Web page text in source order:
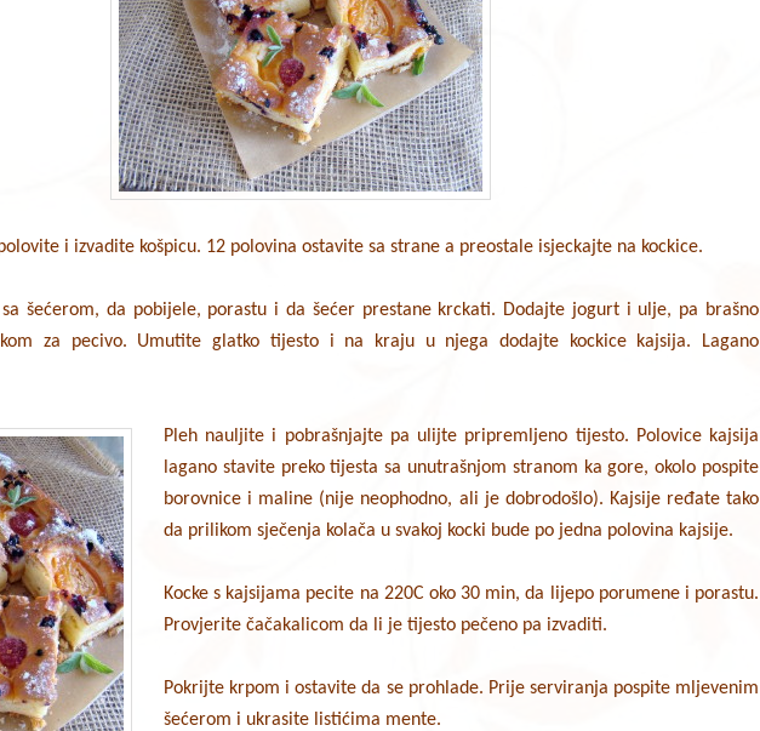
i izvadite košpicu. 12 polovina ostavite sa strane a preostale isjeckajte na kockice.
šećerom, da pobijele, porastu i da šećer prestane krckati. Dodajte jogurt i ulje, pa brašno
za pecivo. Umutite glatko tijesto i na kraju u njega dodajte kockice kajsija. Lagano
Pleh nauljite i pobrašnjajte pa ulijte pripremljeno tijesto. Polovice kajsija
lagano stavite preko tijesta sa unutrašnjom stranom ka gore, okolo pospite
borovnice i maline (nije neophodno, ali je dobrodošlo). Kajsije ređate tako
da prilikom sječenja kolača u svakoj kocki bude po jedna polovina kajsije.
Kocke s kajsijama pecite na 220C oko 30 min, da lijepo porumene i porastu.
Provjerite čačakalicom da li je tijesto pečeno pa izvaditi.
Pokrijte krpom i ostavite da se prohlade. Prije serviranja pospite mljevenim
šećerom i ukrasite listićima mente.